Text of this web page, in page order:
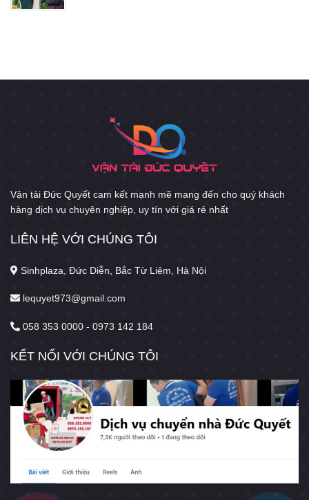
Vận tải Đức Quyết cam kết mạnh mẽ mang đến cho quý khách
hàng dịch vụ chuyên nghiệp, uy tín với giá rẻ nhất
LIÊN HỆ VỚI CHÚNG TÔI
Sinhplaza, Đức Diễn, Bắc Từ Liêm, Hà Nội
lequyet973@gmail.com
058 353 0000 - 0973 142 184
KẾT NỐI VỚI CHÚNG TÔI